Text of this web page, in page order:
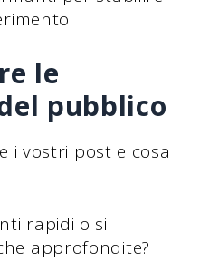
le
pubblico
i vostri post e cosa
rapidi o si
approfondite?